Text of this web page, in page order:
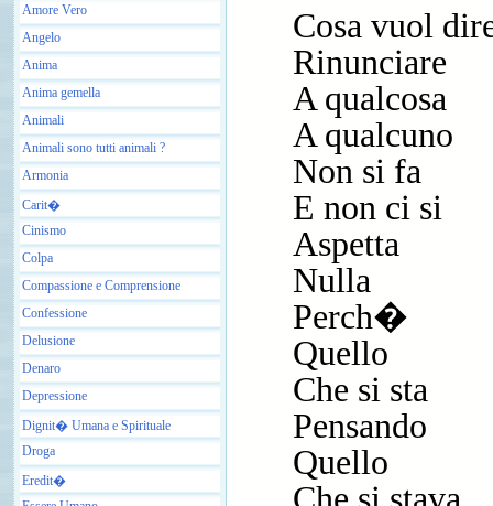
Amore Vero
Angelo
Anima
Anima gemella
Animali
Animali sono tutti animali ?
Armonia
Carit�
Cinismo
Colpa
Compassione e Comprensione
Confessione
Delusione
Denaro
Depressione
Dignit� Umana e Spirituale
Droga
Eredit�
Cosa vuol
Rinunciare
A qualcosa
A qualcuno
Non si fa
E non ci si
Aspetta
Nulla
Perch�
Quello
Che si sta
Pensando
Quello